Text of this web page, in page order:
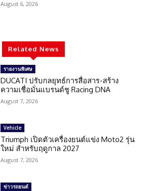
August 6, 2026
Related News
รายงานพิเศษ
DUCATI ปรับกลยุทธ์การสื่อสาร-สร้าง
ความเชื่อมั่นแบรนด์ชู Racing DNA
August 7, 2026
Vehicle
Triumph เปิดตัวเครื่องยนต์แข่ง Moto2 รุ่น
ใหม่ สำหรับฤดูกาล 2027
August 7, 2026
ข่าวรถยนต์